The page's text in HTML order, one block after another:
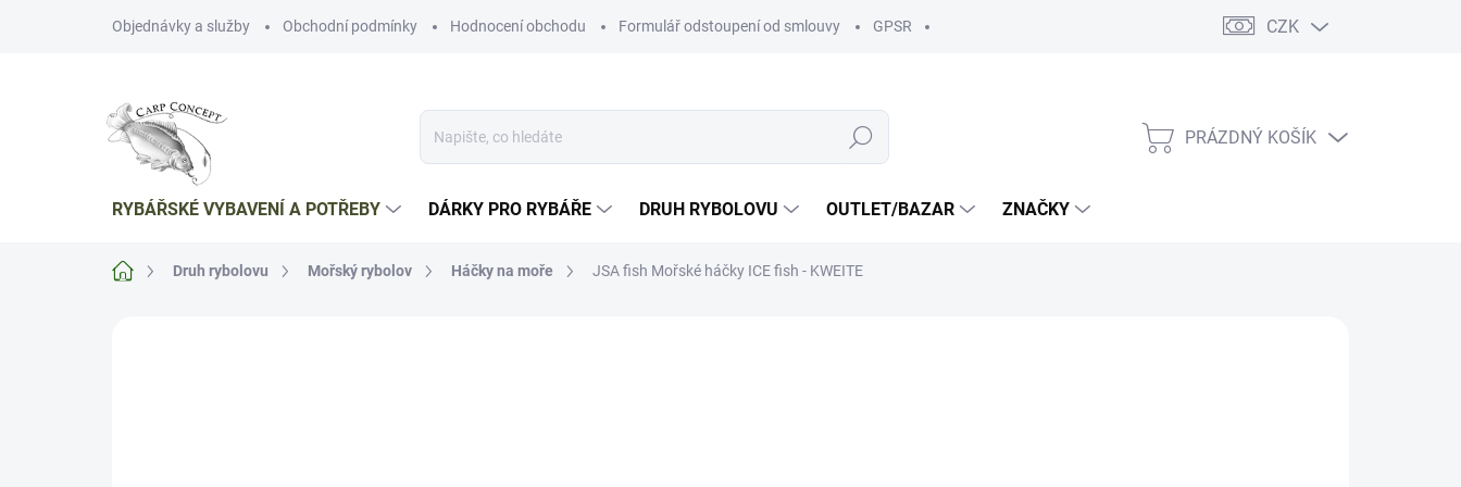
Objednávky a služby Obchodní podmínky Hodnocení obchodu Formulář odstoupení od smlouvy GPSR CZK
Hledat
NÁKUPNÍ
PRÁZDNÝ KOŠÍK
RYBÁŘSKÉ VYBAVENÍ A POTŘEBY DÁRKY PRO RYBÁŘE DRUH RYBOLOVU OUTLET/BAZAR ZNAČKY
Domů Druh rybolovu Mořský rybolov Háčky na moře JSA fish Mořské háčky ICE fish - KWEITE